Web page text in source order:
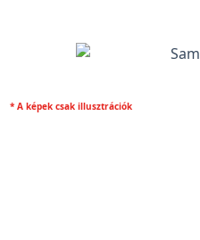
* A képek csak illusztrációk